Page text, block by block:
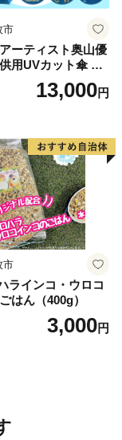
市
ーティスト奥山優
用UVカット傘 小
年記念13,000円
市
ラインコ・ウロコ
はん（400g）
3,000円